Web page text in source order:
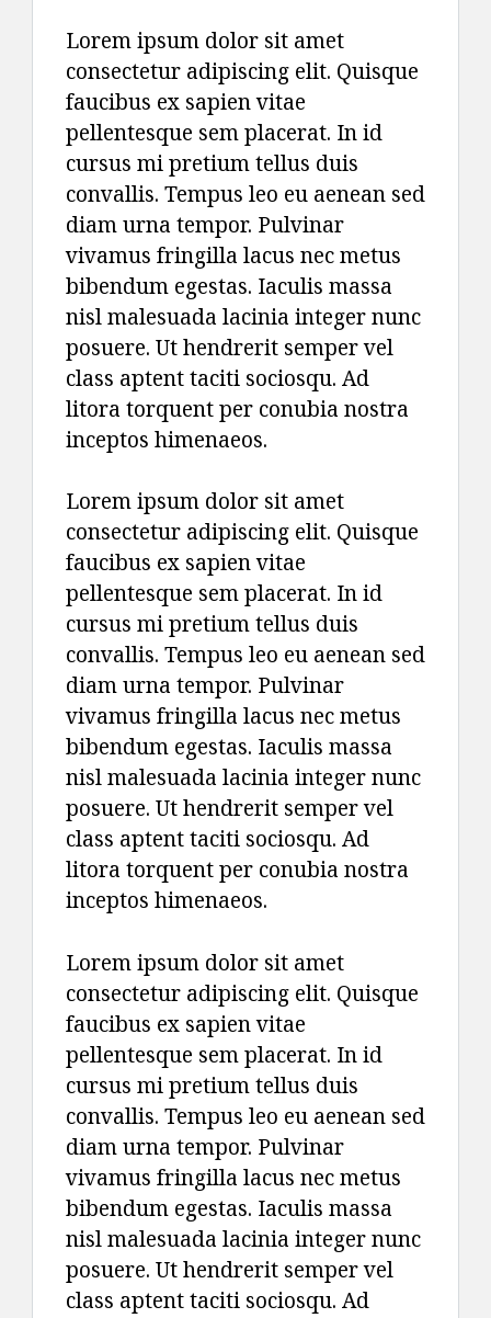
Lorem ipsum dolor sit amet
consectetur adipiscing elit. Quisque
faucibus ex sapien vitae
pellentesque sem placerat. In id
cursus mi pretium tellus duis
convallis. Tempus leo eu aenean sed
diam urna tempor. Pulvinar
vivamus fringilla lacus nec metus
bibendum egestas. Iaculis massa
nisl malesuada lacinia integer nunc
posuere. Ut hendrerit semper vel
class aptent taciti sociosqu. Ad
litora torquent per conubia nostra
inceptos himenaeos.
Lorem ipsum dolor sit amet
consectetur adipiscing elit. Quisque
faucibus ex sapien vitae
pellentesque sem placerat. In id
cursus mi pretium tellus duis
convallis. Tempus leo eu aenean sed
diam urna tempor. Pulvinar
vivamus fringilla lacus nec metus
bibendum egestas. Iaculis massa
nisl malesuada lacinia integer nunc
posuere. Ut hendrerit semper vel
class aptent taciti sociosqu. Ad
litora torquent per conubia nostra
inceptos himenaeos.
Lorem ipsum dolor sit amet
consectetur adipiscing elit. Quisque
faucibus ex sapien vitae
pellentesque sem placerat. In id
cursus mi pretium tellus duis
convallis. Tempus leo eu aenean sed
diam urna tempor. Pulvinar
vivamus fringilla lacus nec metus
bibendum egestas. Iaculis massa
nisl malesuada lacinia integer nunc
posuere. Ut hendrerit semper vel
class aptent taciti sociosqu. Ad